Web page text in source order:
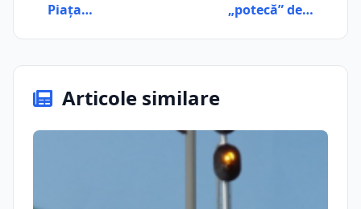
Piața…
„potecă” de…
Articole similare